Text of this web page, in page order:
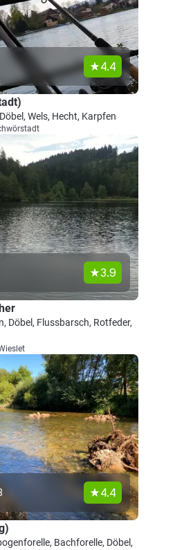
4.4
Wels, Hecht, Karpfen
3.9
Döbel, Flussbarsch, Rotfeder,
4.4
Bachforelle, Döbel,